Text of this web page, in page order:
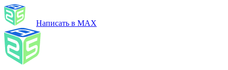
Написать в MAX